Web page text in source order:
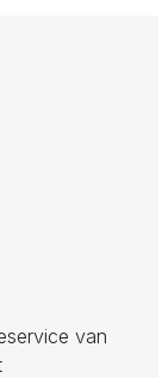
van